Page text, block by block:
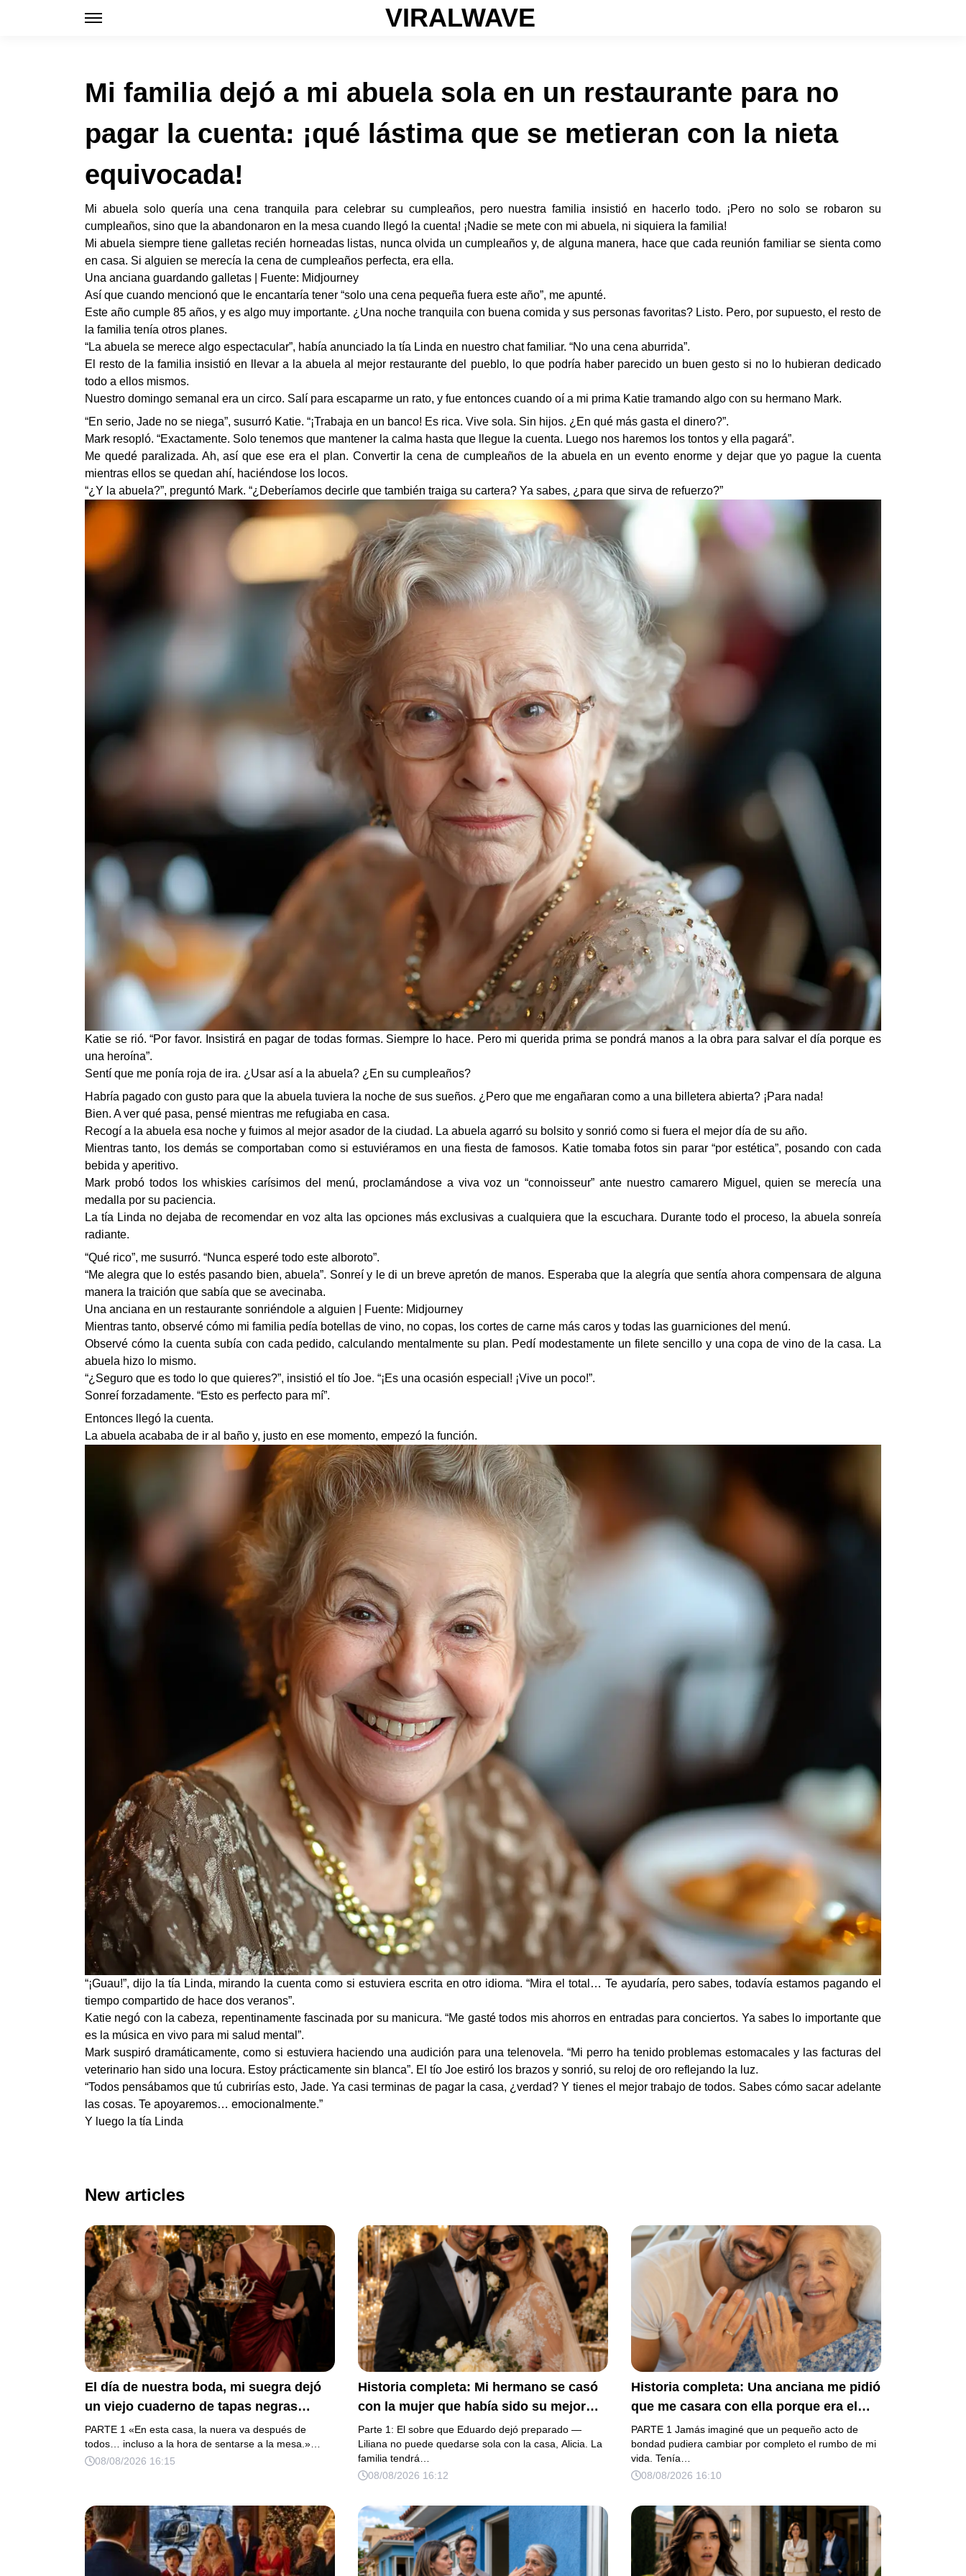
VIRALWAVE
Mi familia dejó a mi abuela sola en un restaurante para no
pagar la cuenta: ¡qué lástima que se metieran con la nieta
equivocada!
Mi abuela solo quería una cena tranquila para celebrar su cumpleaños, pero nuestra familia insistió en hacerlo todo. ¡Pero no solo se robaron su
cumpleaños, sino que la abandonaron en la mesa cuando llegó la cuenta! ¡Nadie se mete con mi abuela, ni siquiera la familia!
Mi abuela siempre tiene galletas recién horneadas listas, nunca olvida un cumpleaños y, de alguna manera, hace que cada reunión familiar se sienta como
en casa. Si alguien se merecía la cena de cumpleaños perfecta, era ella.
Una anciana guardando galletas | Fuente: Midjourney
Así que cuando mencionó que le encantaría tener “solo una cena pequeña fuera este año”, me apunté.
Este año cumple 85 años, y es algo muy importante. ¿Una noche tranquila con buena comida y sus personas favoritas? Listo. Pero, por supuesto, el resto de
la familia tenía otros planes.
“La abuela se merece algo espectacular”, había anunciado la tía Linda en nuestro chat familiar. “No una cena aburrida”.
El resto de la familia insistió en llevar a la abuela al mejor restaurante del pueblo, lo que podría haber parecido un buen gesto si no lo hubieran dedicado
todo a ellos mismos.
Nuestro domingo semanal era un circo. Salí para escaparme un rato, y fue entonces cuando oí a mi prima Katie tramando algo con su hermano Mark.
“En serio, Jade no se niega”, susurró Katie. “¡Trabaja en un banco! Es rica. Vive sola. Sin hijos. ¿En qué más gasta el dinero?”.
Mark resopló. “Exactamente. Solo tenemos que mantener la calma hasta que llegue la cuenta. Luego nos haremos los tontos y ella pagará”.
Me quedé paralizada. Ah, así que ese era el plan. Convertir la cena de cumpleaños de la abuela en un evento enorme y dejar que yo pague la cuenta
mientras ellos se quedan ahí, haciéndose los locos.
“¿Y la abuela?”, preguntó Mark. “¿Deberíamos decirle que también traiga su cartera? Ya sabes, ¿para que sirva de refuerzo?”
Katie se rió. “Por favor. Insistirá en pagar de todas formas. Siempre lo hace. Pero mi querida prima se pondrá manos a la obra para salvar el día porque es
una heroína”.
Sentí que me ponía roja de ira. ¿Usar así a la abuela? ¿En su cumpleaños?
Habría pagado con gusto para que la abuela tuviera la noche de sus sueños. ¿Pero que me engañaran como a una billetera abierta? ¡Para nada!
Bien. A ver qué pasa, pensé mientras me refugiaba en casa.
Recogí a la abuela esa noche y fuimos al mejor asador de la ciudad. La abuela agarró su bolsito y sonrió como si fuera el mejor día de su año.
Mientras tanto, los demás se comportaban como si estuviéramos en una fiesta de famosos. Katie tomaba fotos sin parar “por estética”, posando con cada
bebida y aperitivo.
Mark probó todos los whiskies carísimos del menú, proclamándose a viva voz un “connoisseur” ante nuestro camarero Miguel, quien se merecía una
medalla por su paciencia.
La tía Linda no dejaba de recomendar en voz alta las opciones más exclusivas a cualquiera que la escuchara. Durante todo el proceso, la abuela sonreía
radiante.
“Qué rico”, me susurró. “Nunca esperé todo este alboroto”.
“Me alegra que lo estés pasando bien, abuela”. Sonreí y le di un breve apretón de manos. Esperaba que la alegría que sentía ahora compensara de alguna
manera la traición que sabía que se avecinaba.
Una anciana en un restaurante sonriéndole a alguien | Fuente: Midjourney
Mientras tanto, observé cómo mi familia pedía botellas de vino, no copas, los cortes de carne más caros y todas las guarniciones del menú.
Observé cómo la cuenta subía con cada pedido, calculando mentalmente su plan. Pedí modestamente un filete sencillo y una copa de vino de la casa. La
abuela hizo lo mismo.
“¿Seguro que es todo lo que quieres?”, insistió el tío Joe. “¡Es una ocasión especial! ¡Vive un poco!”.
Sonreí forzadamente. “Esto es perfecto para mí”.
Entonces llegó la cuenta.
La abuela acababa de ir al baño y, justo en ese momento, empezó la función.
“¡Guau!”, dijo la tía Linda, mirando la cuenta como si estuviera escrita en otro idioma. “Mira el total… Te ayudaría, pero sabes, todavía estamos pagando el
tiempo compartido de hace dos veranos”.
Katie negó con la cabeza, repentinamente fascinada por su manicura. “Me gasté todos mis ahorros en entradas para conciertos. Ya sabes lo importante que
es la música en vivo para mi salud mental”.
Mark suspiró dramáticamente, como si estuviera haciendo una audición para una telenovela. “Mi perro ha tenido problemas estomacales y las facturas del
veterinario han sido una locura. Estoy prácticamente sin blanca”. El tío Joe estiró los brazos y sonrió, su reloj de oro reflejando la luz.
“Todos pensábamos que tú cubrirías esto, Jade. Ya casi terminas de pagar la casa, ¿verdad? Y tienes el mejor trabajo de todos. Sabes cómo sacar adelante
las cosas. Te apoyaremos… emocionalmente.”
Y luego la tía Linda
New articles
El día de nuestra boda, mi suegra dejó
un viejo cuaderno de tapas negras
sobre nuestra cama y, antes de
marcharse, dijo: «En esta familia todos
deben cumplir una misma regla…».
PARTE 1 «En esta casa, la nuera va después de
todos… incluso a la hora de sentarse a la mesa.»…
08/08/2026 16:15
Historia completa: Mi hermano se casó
con la mujer que había sido su mejor
amiga desde la infancia, una joven ciega
a la que protegió durante toda su vida.
Tras su fallecimiento, ella me entregó un
sobre y me confesó la verdadera razón
por la que él la eligió a ella por encima
de toda nuestra familia.
Parte 1: El sobre que Eduardo dejó preparado —
Liliana no puede quedarse sola con la casa, Alicia. La
familia tendrá…
08/08/2026 16:12
Historia completa: Una anciana me pidió
que me casara con ella porque era el
último deseo que quería cumplir antes
de morir. Después de su fallecimiento,
su abogado puso en mis manos una
vieja bolsa de hospital que había
conservado durante años y me dijo:
«Ella te eligió por una razón que todavía
no conoces».
PARTE 1 Jamás imaginé que un pequeño acto de
bondad pudiera cambiar por completo el rumbo de mi
vida. Tenía…
08/08/2026 16:10